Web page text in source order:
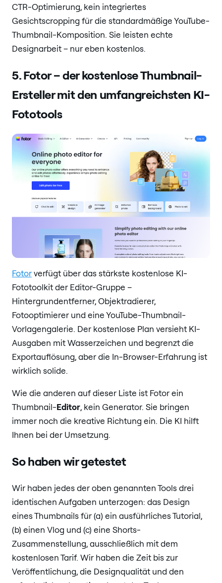
CTR-Optimierung, kein integriertes
Gesichtscropping für die standardmäßige YouTube-
Thumbnail-Komposition. Sie leisten echte
Designarbeit – nur eben kostenlos.
5. Fotor – der kostenlose Thumbnail-
Ersteller mit den umfangreichsten KI-
Fototools
Fotorverfügt über das stärkste kostenlose KI-
Fototoolkit der Editor-Gruppe –
Hintergrundentferner, Objektradierer,
Fotooptimierer und eine YouTube-Thumbnail-
Vorlagengalerie. Der kostenlose Plan versieht KI-
Ausgaben mit Wasserzeichen und begrenzt die
Exportauflösung, aber die In-Browser-Erfahrung ist
wirklich solide.
Wie die anderen auf dieser Liste ist Fotor ein
Thumbnail-Editor, kein Generator. Sie bringen
immer noch die kreative Richtung ein. Die KI hilft
Ihnen bei der Umsetzung.
So haben wir getestet
Wir haben jedes der oben genannten Tools drei
identischen Aufgaben unterzogen: das Design
eines Thumbnails für (a) ein ausführliches Tutorial,
(b) einen Vlog und (c) eine Shorts-
Zusammenstellung, ausschließlich mit dem
kostenlosen Tarif. Wir haben die Zeit bis zur
Veröffentlichung, die Designqualität und den